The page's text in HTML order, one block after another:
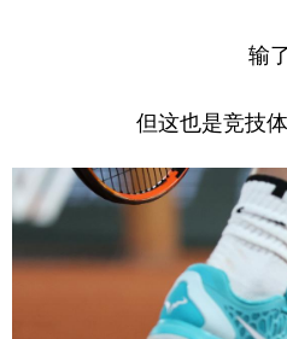
输
但这也是竞技